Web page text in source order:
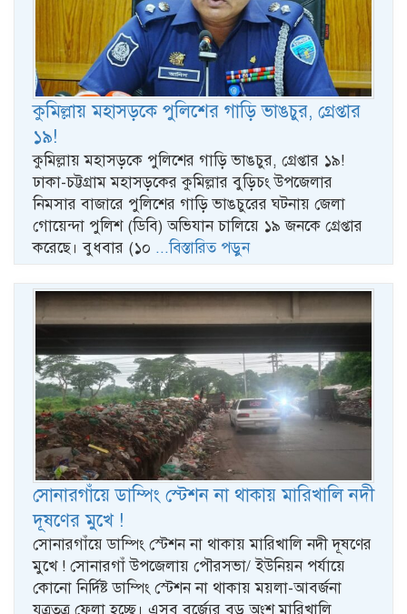
কুমিল্লায় মহাসড়কে পুলিশের গাড়ি ভাঙচুর, গ্রেপ্তার
১৯!
কুমিল্লায় মহাসড়কে পুলিশের গাড়ি ভাঙচুর, গ্রেপ্তার ১৯!
ঢাকা-চট্টগ্রাম মহাসড়কের কুমিল্লার বুড়িচং উপজেলার
নিমসার বাজারে পুলিশের গাড়ি ভাঙচুরের ঘটনায় জেলা
গোয়েন্দা পুলিশ (ডিবি) অভিযান চালিয়ে ১৯ জনকে গ্রেপ্তার
করেছে। বুধবার (১০ ...বিস্তারিত পড়ুন
সোনারগাঁয়ে ডাম্পিং স্টেশন না থাকায় মারিখালি নদী
দূষণের মুখে !
সোনারগাঁয়ে ডাম্পিং স্টেশন না থাকায় মারিখালি নদী দূষণের
মুখে ! সোনারগাঁ উপজেলায় পৌরসভা/ ইউনিয়ন পর্যায়ে
কোনো নির্দিষ্ট ডাম্পিং স্টেশন না থাকায় ময়লা-আবর্জনা
যত্রতত্র ফেলা হচ্ছে। এসব বর্জ্যের বড় অংশ মারিখালি